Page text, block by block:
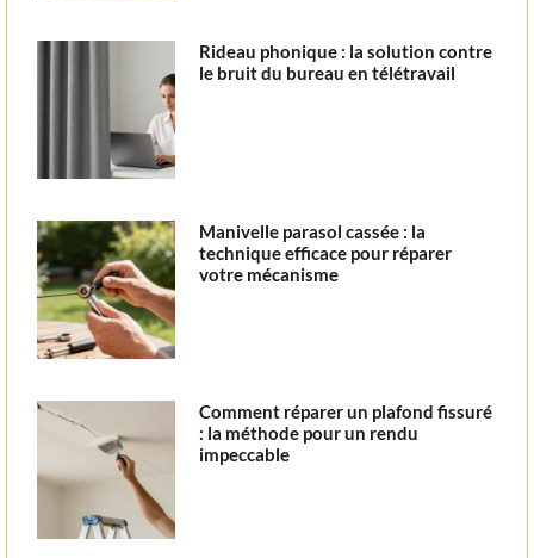
Rideau phonique : la solution contre
le bruit du bureau en télétravail
Manivelle parasol cassée : la
technique efficace pour réparer
votre mécanisme
Comment réparer un plafond fissuré
: la méthode pour un rendu
impeccable